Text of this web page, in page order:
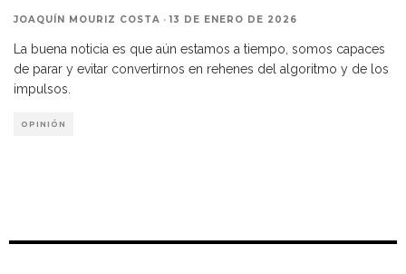
JOAQUÍN MOURIZ COSTA · 13 DE ENERO DE 2026
La buena noticia es que aún estamos a tiempo, somos capaces
de parar y evitar convertirnos en rehenes del algoritmo y de los
impulsos.
OPINIÓN